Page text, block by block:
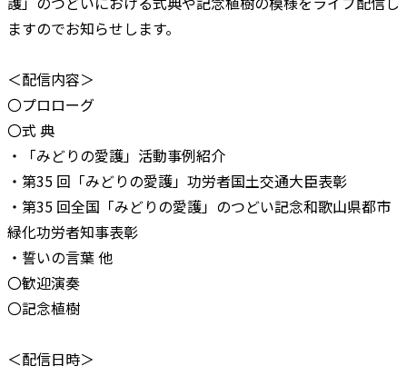
ますのでお知らせします。
＜配信内容＞
〇プロローグ
〇式 典
・「みどりの愛護」活動事例紹介
・第35 回「みどりの愛護」功労者国土交通大臣表彰
・第35 回全国「みどりの愛護」のつどい記念和歌山県都市
緑化功労者知事表彰
・誓いの言葉 他
〇歓迎演奏
〇記念植樹
＜配信日時＞